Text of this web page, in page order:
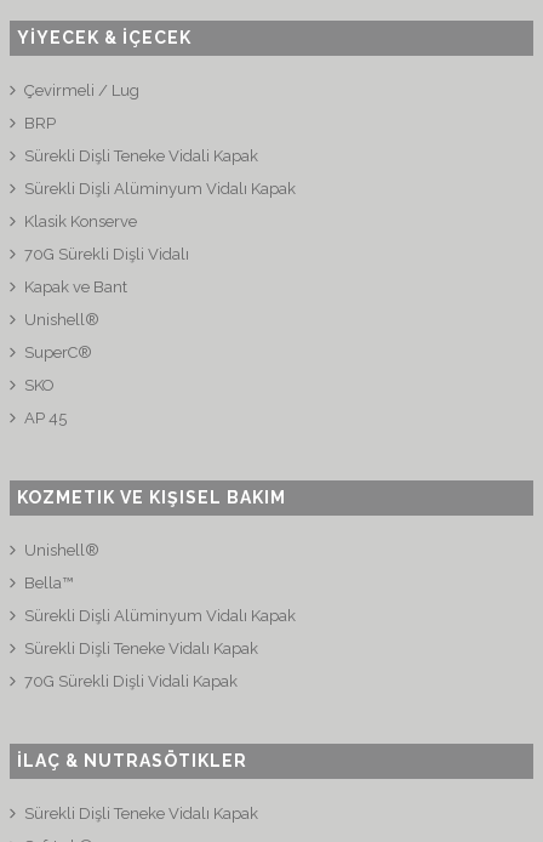
YİYECEK & İÇECEK
Çevirmeli / Lug
BRP
Sürekli Dişli Teneke Vidali Kapak
Sürekli Dişli Alüminyum Vidalı Kapak
Klasik Konserve
70G Sürekli Dişli Vidalı
Kapak ve Bant
Unishell®
SuperC®
SKO
AP 45
KOZMETIK VE KIŞISEL BAKIM
Unishell®
Bella™
Sürekli Dişli Alüminyum Vidalı Kapak
Sürekli Dişli Teneke Vidalı Kapak
70G Sürekli Dişli Vidali Kapak
İLAÇ & NUTRASÖTIKLER
Sürekli Dişli Teneke Vidalı Kapak